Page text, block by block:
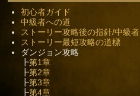
初心者ガイド
中級者への道
ストーリー攻略後の指針/中級者
ストーリー最短攻略の道標
ダンジョン攻略
┣第1章
┣第2章
┣第3章
┣第4章